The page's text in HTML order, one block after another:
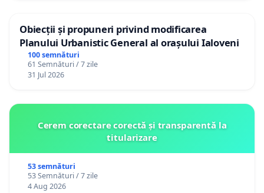
Obiecții și propuneri privind modificarea
Planului Urbanistic General al orașului Ialoveni
100 semnături
61 Semnături / 7 zile
31 Jul 2026
Cerem corectare corectă și transparentă la
titularizare
53 semnături
53 Semnături / 7 zile
4 Aug 2026